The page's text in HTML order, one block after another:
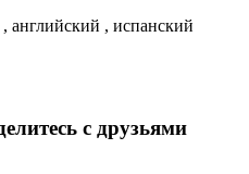
английский , испанский
с друзьями